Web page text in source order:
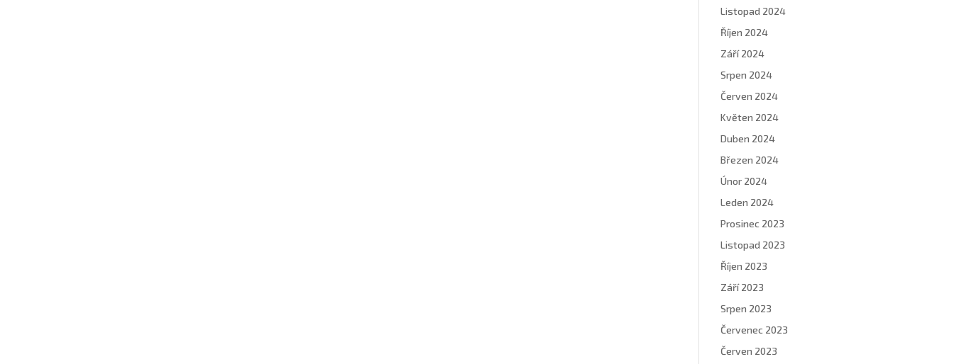
Listopad 2024
Říjen 2024
Září 2024
Srpen 2024
Červen 2024
Květen 2024
Duben 2024
Březen 2024
Únor 2024
Leden 2024
Prosinec 2023
Listopad 2023
Říjen 2023
Září 2023
Srpen 2023
Červenec 2023
Červen 2023